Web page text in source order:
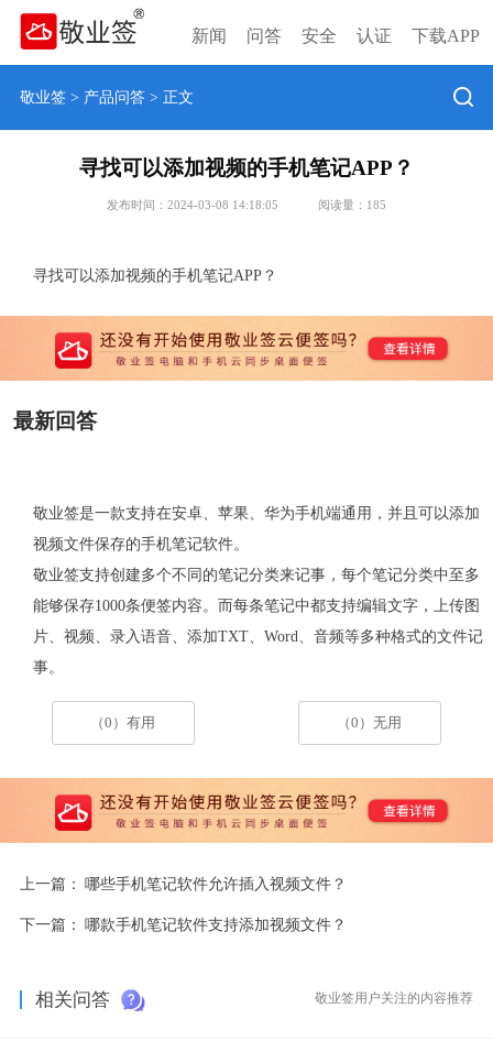
新闻 问答 安全 认证 下载APP
敬业签> 产品问答> 正文
寻找可以添加视频的手机笔记APP？
发布时间：2024-03-08 14:18:05 阅读量： 185
寻找可以添加视频的手机笔记APP？
最新回答
敬业签是一款支持在安卓、苹果、华为手机端通用，并且可以添加
视频文件保存的手机笔记软件。
敬业签支持创建多个不同的笔记分类来记事，每个笔记分类中至多
能够保存1000条便签内容。而每条笔记中都支持编辑文字，上传图
片、视频、录入语音、添加TXT、Word、音频等多种格式的文件记
事。
（0）有用 （0）无用
上一篇： 哪些手机笔记软件允许插入视频文件？
下一篇： 哪款手机笔记软件支持添加视频文件？
相关问答 敬业签用户关注的内容推荐